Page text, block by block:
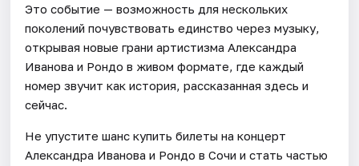
Это событие — возможность для нескольких
поколений почувствовать единство через музыку,
открывая новые грани артистизма Александра
Иванова и Рондо в живом формате, где каждый
номер звучит как история, рассказанная здесь и
сейчас.
Не упустите шанс купить билеты на концерт
Александра Иванова и Рондо в Сочи и стать частью